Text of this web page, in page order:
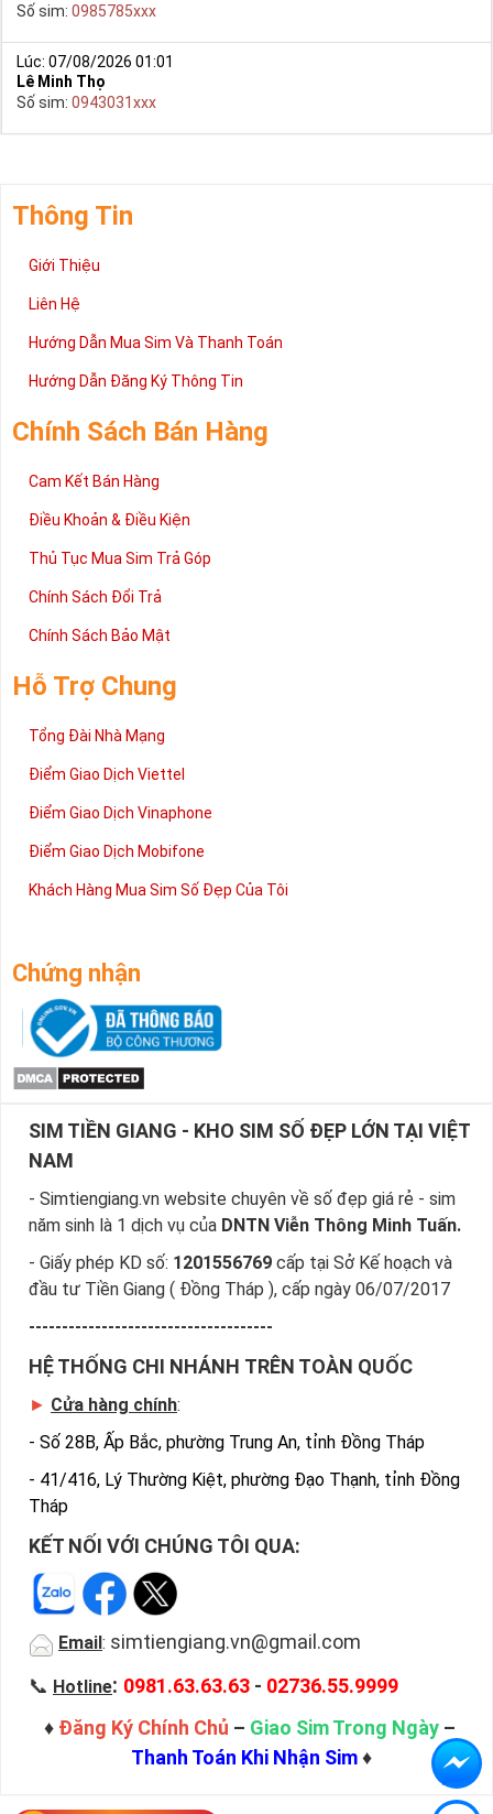
Số sim: 0985785xxx
Lúc: 07/08/2026 01:01
Lê Minh Thọ
Số sim: 0943031xxx
Thông Tin
Giới Thiệu
Liên Hệ
Hướng Dẫn Mua Sim Và Thanh Toán
Hướng Dẫn Đăng Ký Thông Tin
Chính Sách Bán Hàng
Cam Kết Bán Hàng
Điều Khoản & Điều Kiện
Thủ Tục Mua Sim Trả Góp
Chính Sách Đổi Trả
Chính Sách Bảo Mật
Hỗ Trợ Chung
Tổng Đài Nhà Mạng
Điểm Giao Dịch Viettel
Điểm Giao Dịch Vinaphone
Điểm Giao Dịch Mobifone
Khách Hàng Mua Sim Số Đẹp Của Tôi
Chứng nhận
SIM TIỀN GIANG - KHO SIM SỐ ĐẸP LỚN TẠI VIỆT
NAM
- Simtiengiang.vn website chuyên về số đẹp giá rẻ - sim
năm sinh là 1 dịch vụ của DNTN Viễn Thông Minh Tuấn.
- Giấy phép KD số: 1201556769 cấp tại Sở Kế hoạch và
đầu tư Tiền Giang ( Đồng Tháp ), cấp ngày 06/07/2017
-------------------------------------
HỆ THỐNG CHI NHÁNH TRÊN TOÀN QUỐC
► Cửa hàng chính:
- Số 28B, Ấp Bắc, phường Trung An, tỉnh Đồng Tháp
- 41/416, Lý Thường Kiệt, phường Đạo Thạnh, tỉnh Đồng
Tháp
KẾT NỐI VỚI CHÚNG TÔI QUA:
Email : simtiengiang.vn@gmail.com
📞 Hotline: 0981.63.63.63 - 02736.55.9999
♦ Đăng Ký Chính Chủ – Giao Sim Trong Ngày –
Thanh Toán Khi Nhận Sim♦